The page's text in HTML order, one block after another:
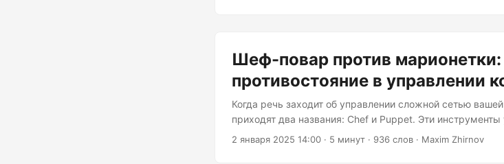
Шеф-повар против
противостояние в управлении
Когда речь заходит об управлении сложной сетью
приходят два названия: Chef и Puppet. Эти
невоспетыми героями мира DevOps, помогая командам
2 января 2025 14:00 · 5 минут · 936 слов · Maxim Zhirnov